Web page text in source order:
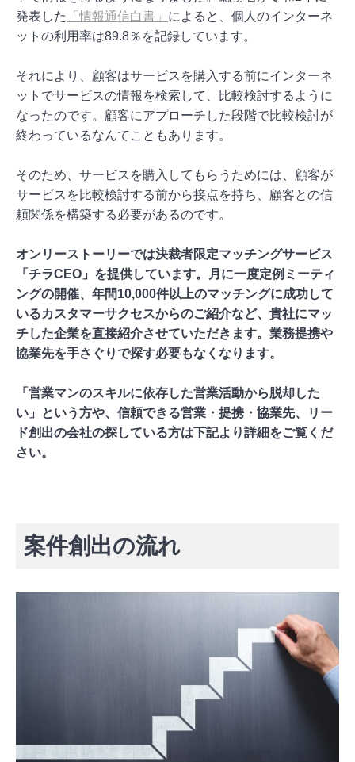
発表した
「情報通信白書」 によると、個人のインターネ
ットの利用率は89.8％を記録しています。
それにより、顧客はサービスを購入する前にインターネ
ットでサービスの情報を検索して、比較検討するように
なったのです。顧客にアプローチした段階で比較検討が
終わっているなんてこともあります。
そのため、サービスを購入してもらうためには、顧客が
サービスを比較検討する前から接点を持ち、顧客との信
頼関係を構築する必要があるのです。
オンリーストーリーでは決裁者限定マッチングサービス
「チラCEO」を提供しています。月に一度定例ミーティ
ングの開催、年間10,000件以上のマッチングに成功して
いるカスタマーサクセスからのご紹介など、貴社にマッ
チした企業を直接紹介させていただきます。業務提携や
協業先を手さぐりで探す必要もなくなります。
「営業マンのスキルに依存した営業活動から脱却した
い」という方や、信頼できる営業・提携・協業先、リー
ド創出の会社の探している方は下記より詳細をご覧くだ
さい。
案件創出の流れ